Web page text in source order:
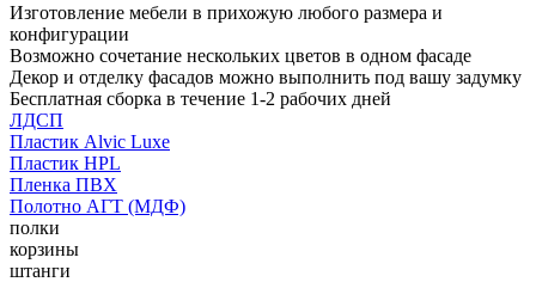
Изготовление мебели в прихожую любого размера и
конфигурации
Возможно сочетание нескольких цветов в одном фасаде
Декор и отделку фасадов можно выполнить под вашу задумку
Бесплатная сборка в течение 1-2 рабочих дней
ЛДСП
Пластик Alvic Luxe
Пластик HPL
Пленка ПВХ
Полотно АГТ (МДФ)
полки
корзины
штанги